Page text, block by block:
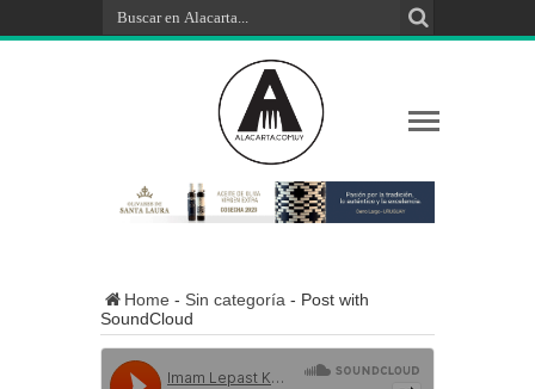
Home - Sin categoría - Post with
SoundCloud